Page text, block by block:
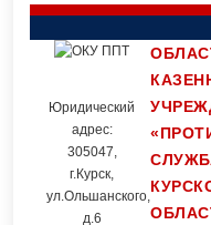
Юридический
адрес:
305047,
г.Курск,
ул.Ольшанского,
д.6